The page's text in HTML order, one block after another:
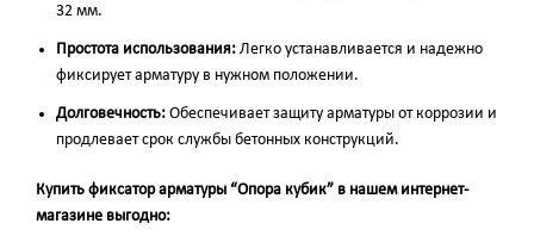
32 мм.
Простота использования: Легко устанавливается и надежно
фиксирует арматуру в нужном положении.
Долговечность: Обеспечивает защиту арматуры от коррозии и
продлевает срок службы бетонных конструкций.
Купить фиксатор арматуры “Опора кубик” в нашем интернет-
магазине выгодно: